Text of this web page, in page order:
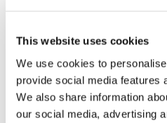
This website uses cookies
We use cookies to
provide social media features
We also share information
our social media, advertising
Lo ha affermato il
28 Gennaio 2017 | Andrea
amministrativo | 0 Commenti